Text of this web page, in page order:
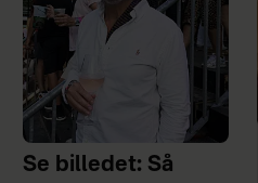
Se billedet: Så